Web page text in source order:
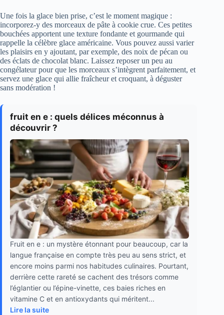
Une fois la glace bien prise, c’est le moment magique :
incorporez-y des morceaux de pâte à cookie crue. Ces petites
bouchées apportent une texture fondante et gourmande qui
rappelle la célèbre glace américaine. Vous pouvez aussi varier
les plaisirs en y ajoutant, par exemple, des noix de pécan ou
des éclats de chocolat blanc. Laissez reposer un peu au
congélateur pour que les morceaux s’intègrent parfaitement, et
servez une glace qui allie fraîcheur et croquant, à déguster
sans modération !
fruit en e : quels délices méconnus à
découvrir ?
Fruit en e : un mystère étonnant pour beaucoup, car la
langue française en compte très peu au sens strict, et
encore moins parmi nos habitudes culinaires. Pourtant,
derrière cette rareté se cachent des trésors comme
l’églantier ou l’épine-vinette, ces baies riches en
vitamine C et en antioxydants qui méritent...
Lire la suite